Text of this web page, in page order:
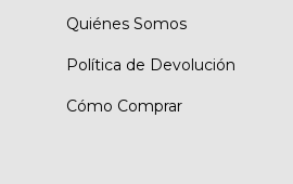
Quiénes Somos
Política de Devolución
Cómo Comprar